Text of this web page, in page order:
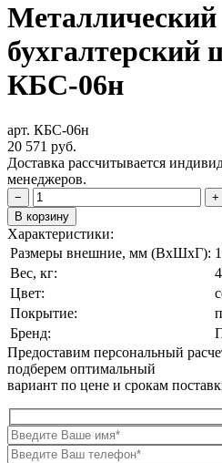
Металлический
КБС-06н
арт. КБС-06н
20 571 руб.
Доставка рассчитывается
менеджеров.
−
+
В корзину
Характеристики:
Размеры внешние, мм (ВxШxГ):
Вес, кг:
Цвет:
Покрытие:
Бренд:
Предоставим персональный
подберем оптимальный
вариант по цене и срокам